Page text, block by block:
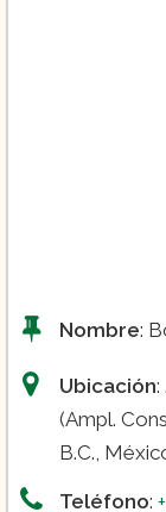
Nombre:
Ubicación:
(Ampl.
B.C.,
Teléfono: